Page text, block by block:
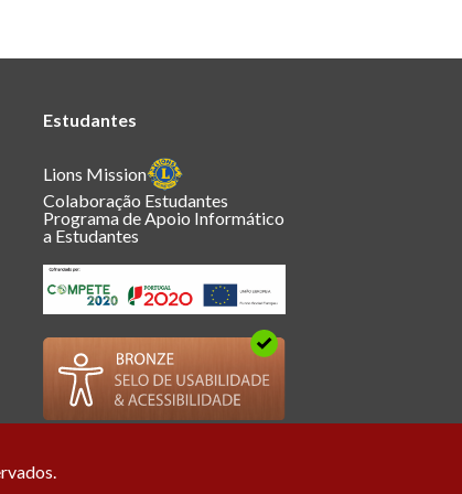
Estudantes
Lions Mission
Colaboração Estudantes
Programa de Apoio Informático
a Estudantes